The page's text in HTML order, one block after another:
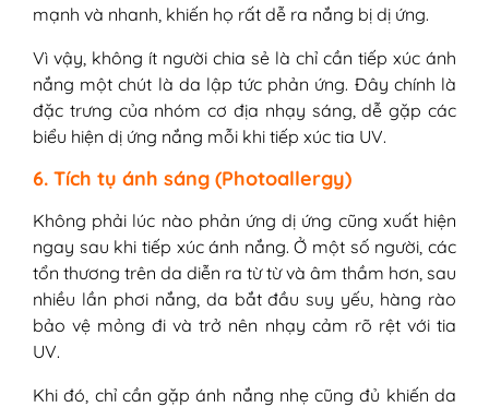
mạnh và nhanh, khiến họ rất dễ ra nắng bị dị ứng.
Vì vậy, không ít người chia sẻ là chỉ cần tiếp xúc ánh
nắng một chút là da lập tức phản ứng. Đây chính là
đặc trưng của nhóm cơ địa nhạy sáng, dễ gặp các
biểu hiện dị ứng nắng mỗi khi tiếp xúc tia UV.
6. Tích tụ ánh sáng (Photoallergy)
Không phải lúc nào phản ứng dị ứng cũng xuất hiện
ngay sau khi tiếp xúc ánh nắng. Ở một số người, các
tổn thương trên da diễn ra từ từ và âm thầm hơn, sau
nhiều lần phơi nắng, da bắt đầu suy yếu, hàng rào
bảo vệ mỏng đi và trở nên nhạy cảm rõ rệt với tia
UV.
Khi đó, chỉ cần gặp ánh nắng nhẹ cũng đủ khiến da